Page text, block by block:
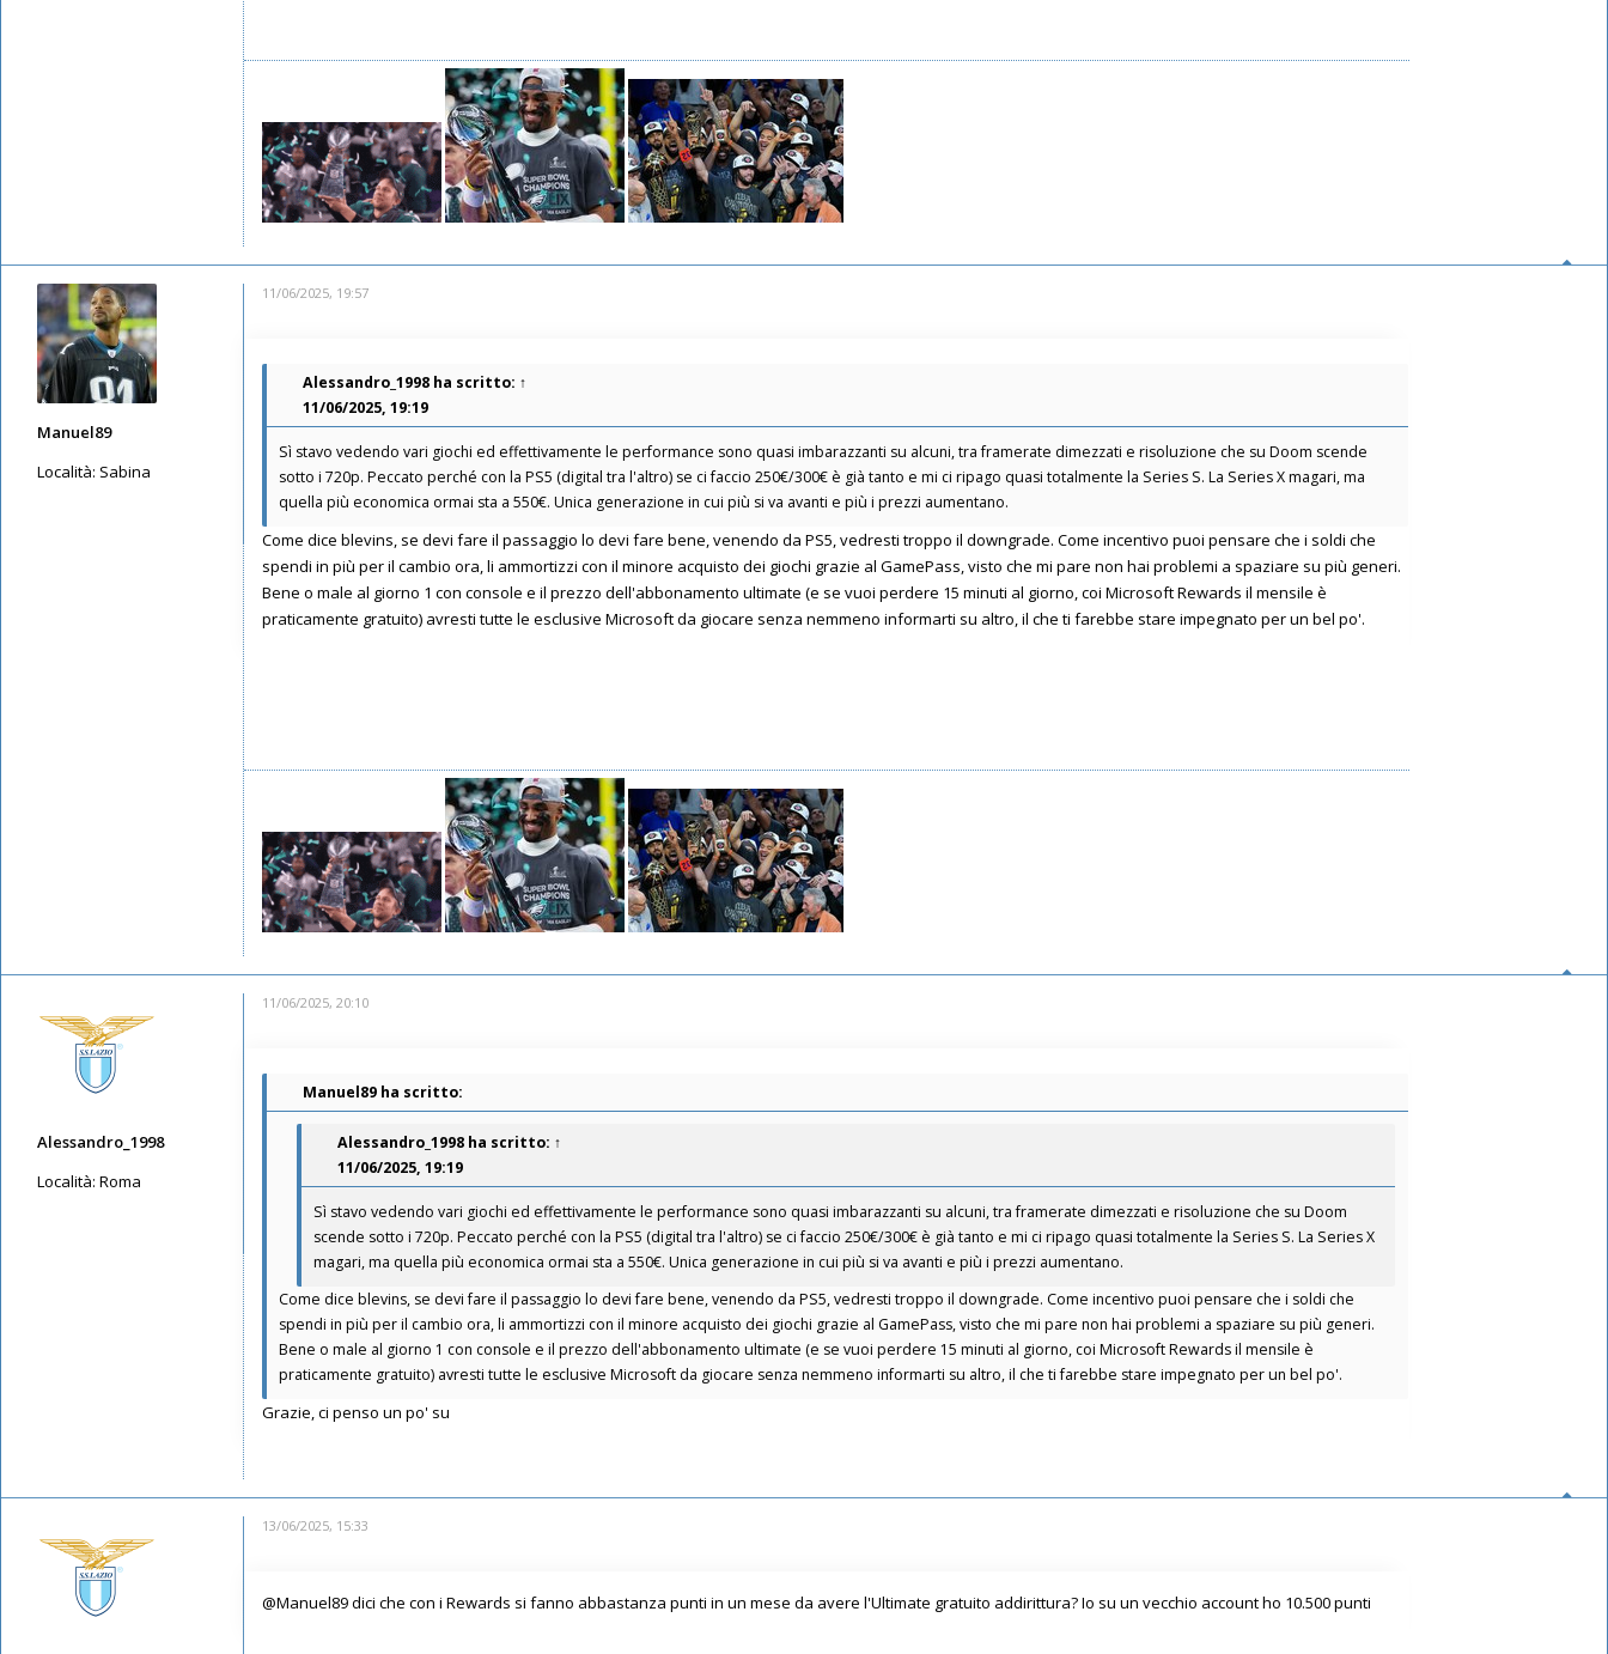
Manuel89
Località: Sabina
11/06/2025, 19:57
Alessandro_1998 ha scritto: ↑
11/06/2025, 19:19
Sì stavo vedendo vari giochi ed effettivamente le performance sono quasi imbarazzanti su alcuni, tra framerate dimezzati e risoluzione che su Doom scende
sotto i 720p. Peccato perché con la PS5 (digital tra l'altro) se ci faccio 250€/300€ è già tanto e mi ci ripago quasi totalmente la Series S. La Series X magari, ma
quella più economica ormai sta a 550€. Unica generazione in cui più si va avanti e più i prezzi aumentano.
Come dice blevins, se devi fare il passaggio lo devi fare bene, venendo da PS5, vedresti troppo il downgrade. Come incentivo puoi pensare che i soldi che
spendi in più per il cambio ora, li ammortizzi con il minore acquisto dei giochi grazie al GamePass, visto che mi pare non hai problemi a spaziare su più generi.
Bene o male al giorno 1 con console e il prezzo dell'abbonamento ultimate (e se vuoi perdere 15 minuti al giorno, coi Microsoft Rewards il mensile è
praticamente gratuito) avresti tutte le esclusive Microsoft da giocare senza nemmeno informarti su altro, il che ti farebbe stare impegnato per un bel po'.
Alessandro_1998
Località: Roma
11/06/2025, 20:10
Manuel89 ha scritto:
Alessandro_1998 ha scritto: ↑
11/06/2025, 19:19
Sì stavo vedendo vari giochi ed effettivamente le performance sono quasi imbarazzanti su alcuni, tra framerate dimezzati e risoluzione che su Doom
scende sotto i 720p. Peccato perché con la PS5 (digital tra l'altro) se ci faccio 250€/300€ è già tanto e mi ci ripago quasi totalmente la Series S. La Series X
magari, ma quella più economica ormai sta a 550€. Unica generazione in cui più si va avanti e più i prezzi aumentano.
Come dice blevins, se devi fare il passaggio lo devi fare bene, venendo da PS5, vedresti troppo il downgrade. Come incentivo puoi pensare che i soldi che
spendi in più per il cambio ora, li ammortizzi con il minore acquisto dei giochi grazie al GamePass, visto che mi pare non hai problemi a spaziare su più generi.
Bene o male al giorno 1 con console e il prezzo dell'abbonamento ultimate (e se vuoi perdere 15 minuti al giorno, coi Microsoft Rewards il mensile è
praticamente gratuito) avresti tutte le esclusive Microsoft da giocare senza nemmeno informarti su altro, il che ti farebbe stare impegnato per un bel po'.
Grazie, ci penso un po' su
13/06/2025, 15:33
@Manuel89 dici che con i Rewards si fanno abbastanza punti in un mese da avere l'Ultimate gratuito addirittura? Io su un vecchio account ho 10.500 punti